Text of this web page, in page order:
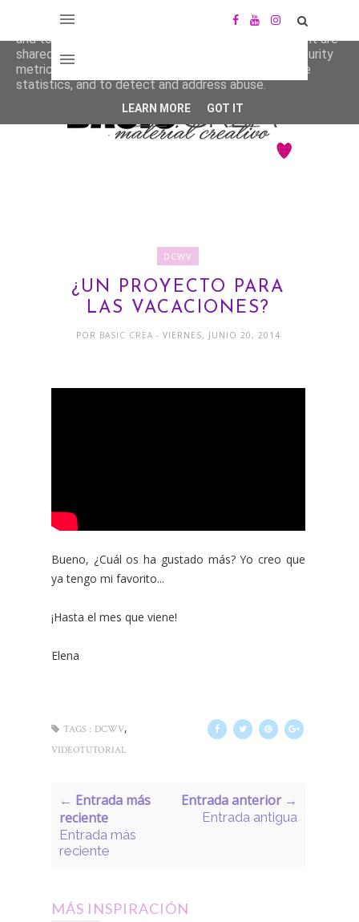
DCWV
¿UN PROYECTO PARA
LAS VACACIONES?
POR BASIC CREA - VIERNES, JUNIO 20, 2014
Bueno, ¿Cuál os ha gustado más? Yo creo que
ya tengo mi favorito...
¡Hasta el mes que viene!
Elena
TAGS : DCWV,
VIDEOTUTORIAL
← Entrada más
reciente
Entrada más
reciente
Entrada anterior →
Entrada antigua
MÁS INSPIRACIÓN
This site uses cookies from Google to deliver its services
and to analyze traffic. Your IP address and user-agent are
shared with Google along with performance and security
metrics to ensure quality of service, generate usage
statistics, and to detect and address abuse.
LEARN MORE GOT IT